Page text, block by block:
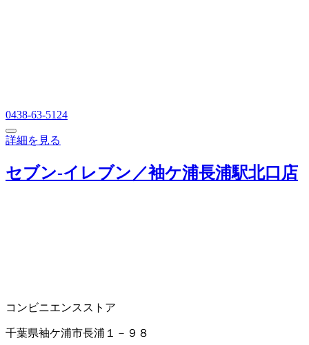
0438-63-5124
詳細を見る
セブン‐イレブン／袖ケ浦長浦駅北口店
コンビニエンスストア
千葉県袖ケ浦市長浦１－９８